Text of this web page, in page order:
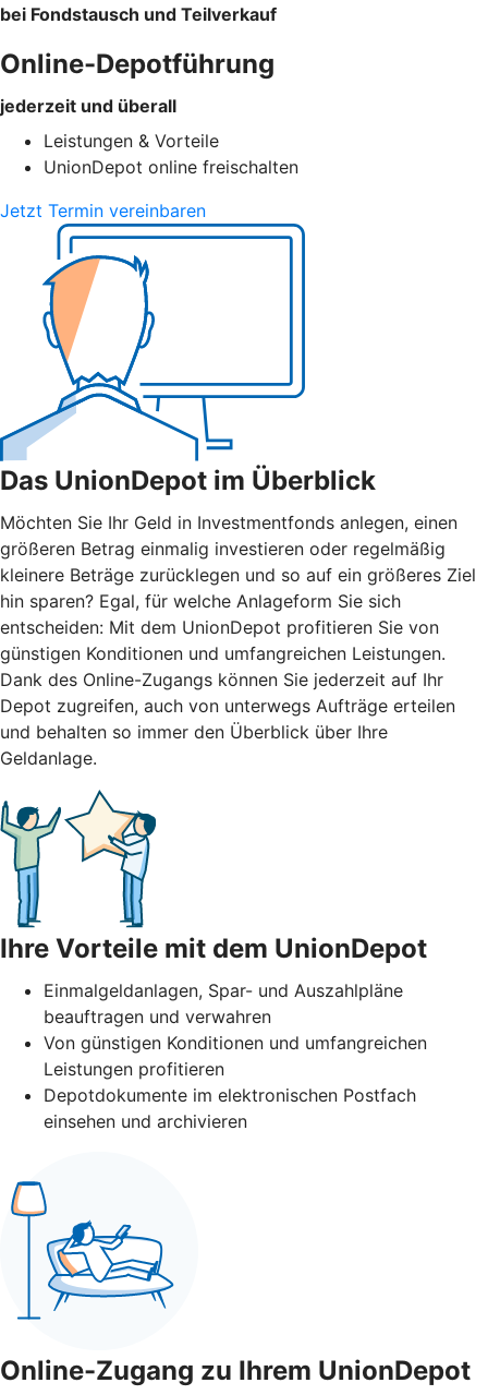
bei Fondstausch und Teilverkauf
Online-Depotführung
jederzeit und überall
Leistungen & Vorteile
UnionDepot online freischalten
Jetzt Termin vereinbaren
Das UnionDepot im Überblick
Möchten Sie Ihr Geld in Investmentfonds anlegen, einen
größeren Betrag einmalig investieren oder regelmäßig
kleinere Beträge zurücklegen und so auf ein größeres Ziel
hin sparen? Egal, für welche Anlageform Sie sich
entscheiden: Mit dem UnionDepot profitieren Sie von
günstigen Konditionen und umfangreichen Leistungen.
Dank des Online-Zugangs können Sie jederzeit auf Ihr
Depot zugreifen, auch von unterwegs Aufträge erteilen
und behalten so immer den Überblick über Ihre
Geldanlage.
Ihre Vorteile mit dem UnionDepot
Einmalgeldanlagen, Spar- und Auszahlpläne
beauftragen und verwahren
Von günstigen Konditionen und umfangreichen
Leistungen profitieren
Depotdokumente im elektronischen Postfach
einsehen und archivieren
Online-Zugang zu Ihrem UnionDepot